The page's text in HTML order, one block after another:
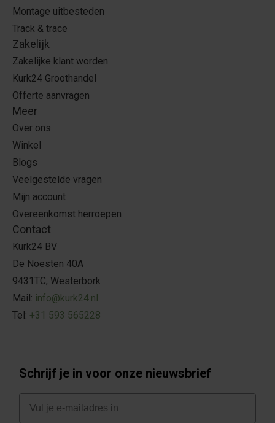
Montage uitbesteden
Track & trace
Zakelijk
Zakelijke klant worden
Kurk24 Groothandel
Offerte aanvragen
Meer
Over ons
Winkel
Blogs
Veelgestelde vragen
Mijn account
Overeenkomst herroepen
Contact
Kurk24 BV
De Noesten 40A
9431TC, Westerbork
Mail: info@kurk24.nl
Tel: +31 593 565228
Schrijf je in voor onze nieuwsbrief
E-mail